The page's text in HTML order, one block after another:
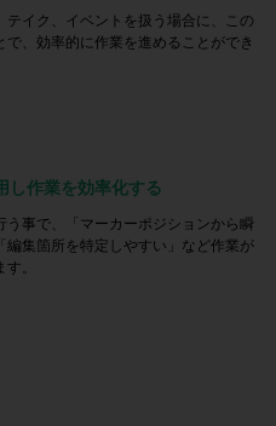
テイク、イベントを扱う場合に、この
で、効率的に作業を進めることができ
し作業を効率化する
う事で、「マーカーポジションから瞬
編集箇所を特定しやすい」など作業が
。